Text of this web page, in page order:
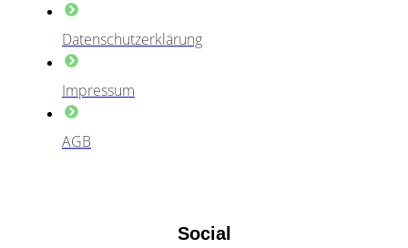
Datenschutzerklärung
Impressum
AGB
Social